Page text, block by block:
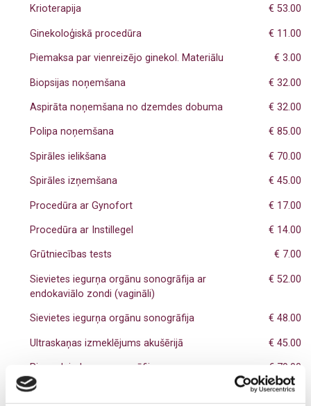
Krioterapija € 53.00
Ginekoloģiskā procedūra € 11.00
Piemaksa par vienreizējo ginekol. Materiālu € 3.00
Biopsijas noņemšana € 32.00
Aspirāta noņemšana no dzemdes dobuma € 32.00
Polipa noņemšana € 85.00
Spirāles ielikšana € 70.00
Spirāles izņemšana € 45.00
Procedūra ar Gynofort € 17.00
Procedūra ar Instillegel € 14.00
Grūtniecības tests € 7.00
Sievietes iegurņa orgānu sonogrāfija ar
endokaviālo zondi (vagināli)
€ 52.00
Sievietes iegurņa orgānu sonogrāfija € 48.00
Ultraskaņas izmeklējums akušērijā € 45.00
Piena dziedzeru sonogrāfija € 79.00
Materiālu paņemšana bakterioloģiskajiem
€ 11.00